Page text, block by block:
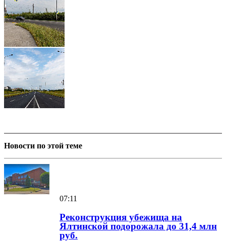
Новости по этой теме
07:11
Реконструкция убежища на
Ялтинской подорожала до 31,4 млн
руб.